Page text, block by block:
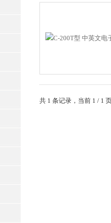
共 1 条记录，当前 1 / 1